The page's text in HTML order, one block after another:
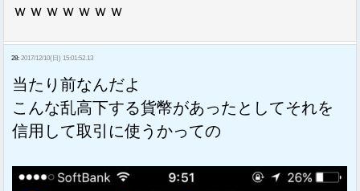
ｗｗｗｗｗｗｗ
28: 2017/12/10(日) 15:01:52.13
当たり前なんだよ
こんな乱高下する貨幣があったとしてそれを
信用して取引に使うかっての